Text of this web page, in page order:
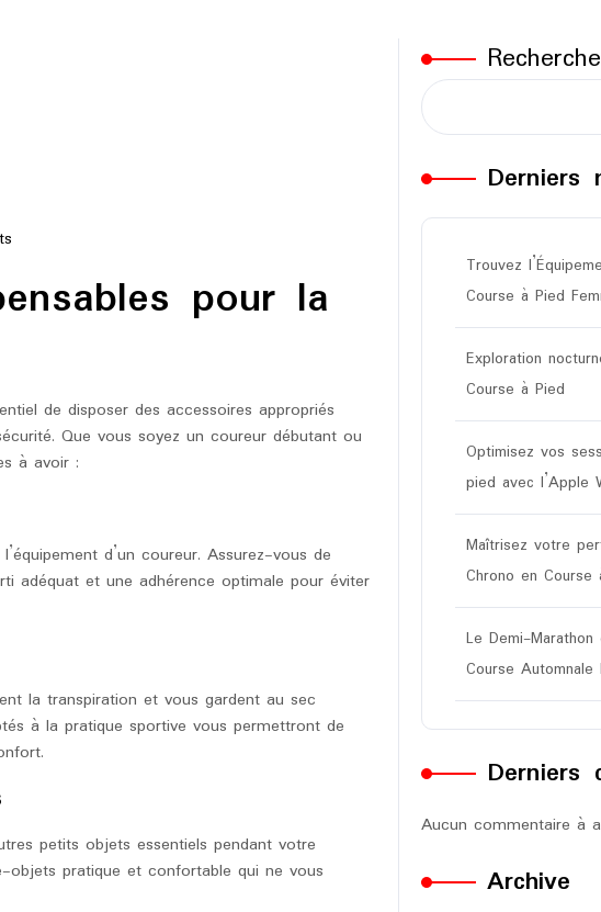
pour la
de disposer des accessoires appropriés
Que vous soyez un coureur débutant ou
à avoir :
d’un coureur. Assurez-vous de
adéquat et une adhérence optimale pour éviter
la transpiration et vous gardent au sec
à la pratique sportive vous permettront de
petits objets essentiels pendant votre
objets pratique et confortable qui ne vous
Derniers
Trouvez
Course à Pied
Exploration
Course à Pied
Optimisez vos
pied avec l’Apple
Maîtrisez votre
Chrono en Course
Le Demi-Marathon
Course Automnale
Derniers
Aucun commentaire à
Archive